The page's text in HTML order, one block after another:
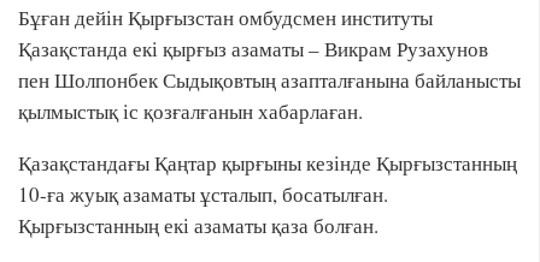
Бұған дейін Қырғызстан омбудсмен институты
Қазақстанда екі қырғыз азаматы – Викрам Рузахунов
пен Шолпонбек Сыдықовтың азапталғанына байланысты
қылмыстық іс қозғалғанын хабарлаған.
Қазақстандағы Қаңтар қырғыны кезінде Қырғызстанның
10-ға жуық азаматы ұсталып, босатылған.
Қырғызстанның екі азаматы қаза болған.